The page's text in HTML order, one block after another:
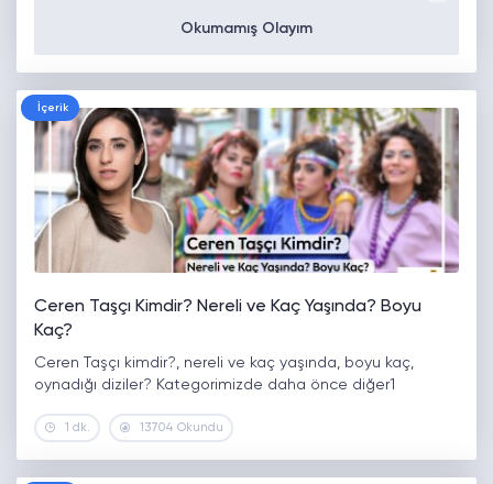
Okumamış Olayım
İçerik
Ceren Taşçı Kimdir? Nereli ve Kaç Yaşında? Boyu
Kaç?
Ceren Taşçı kimdir?, nereli ve kaç yaşında, boyu kaç,
oynadığı diziler? Kategorimizde daha önce diğer1
1 dk. 13704 Okundu